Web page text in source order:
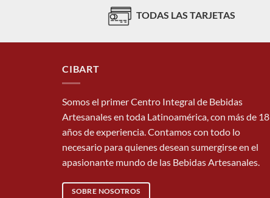
TODAS LAS TARJETAS
CIBART
Somos el primer Centro Integral de Bebidas
Artesanales en toda Latinoamérica, con más de 18
años de experiencia. Contamos con todo lo
necesario para quienes desean sumergirse en el
apasionante mundo de las Bebidas Artesanales.
SOBRE NOSOTROS